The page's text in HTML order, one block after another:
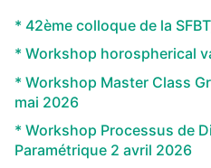
* 42ème colloque de la
* Workshop horospherical
* Workshop Master Class
mai 2026
* Workshop Processus de
Paramétrique 2 avril 2026